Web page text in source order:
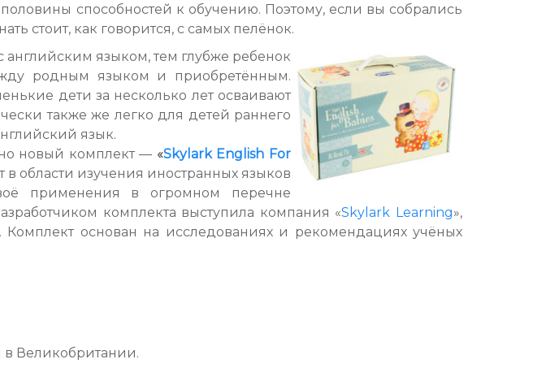
способностей к обучению. Поэтому, если вы собрались
стоит, как говорится, с самых пелёнок.
языком, тем глубже ребенок
родным языком и приобретённым.
дети за несколько лет осваивают
также же легко для детей раннего
язык.
новый комплект — «Skylark English For
области изучения иностранных языков
применения в огромном перечне
комплекта выступила компания «Skylark Learning»,
основан на исследованиях и рекомендациях учёных
в Великобритании.